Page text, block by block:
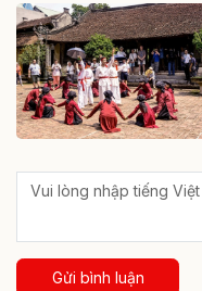
Gửi bình luận